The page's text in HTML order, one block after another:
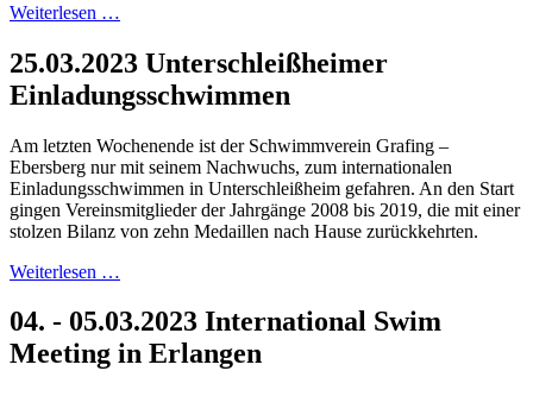
Weiterlesen …
25.03.2023 Unterschleißheimer
Einladungsschwimmen
Am letzten Wochenende ist der Schwimmverein Grafing –
Ebersberg nur mit seinem Nachwuchs, zum internationalen
Einladungsschwimmen in Unterschleißheim gefahren. An den Start
gingen Vereinsmitglieder der Jahrgänge 2008 bis 2019, die mit einer
stolzen Bilanz von zehn Medaillen nach Hause zurückkehrten.
Weiterlesen …
04. - 05.03.2023 International Swim
Meeting in Erlangen